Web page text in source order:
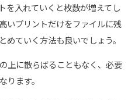
を入れていくと枚数が増えてし
いプリントだけをファイルに残
めていく方法も良いでしょう。
上に散らばることもなく、必要
ります。